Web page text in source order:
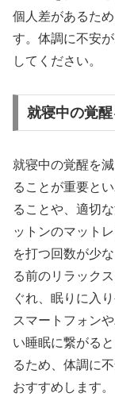
個人差があるた
す。体調に不安
してください。
就寝中の覚
就寝中の覚醒を
ることが重要と
ることや、適切
ットンのマット
を打つ回数が少
る前のリラック
ぐれ、眠りに入
スマートフォン
い睡眠に繋がる
るため、体調に
おすすめします。